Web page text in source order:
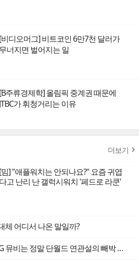
[비디오머그] 비트코인 6만7천 달러가
무너지면 벌어지는 일
[B주류경제학] 올림픽 중계권 때문에
JTBC가 휘청거리는 이유
더보기
[밈] "애플워치는 안되나요?" 요즘 귀엽
다고 난리 난 갤럭시워치 '페드로 라쿤'
체 어디서 나온 말일까?
[이슈점검] 뉴진스 OMG 뮤비는 정말 단월드 연관설의 빼박 증거일까